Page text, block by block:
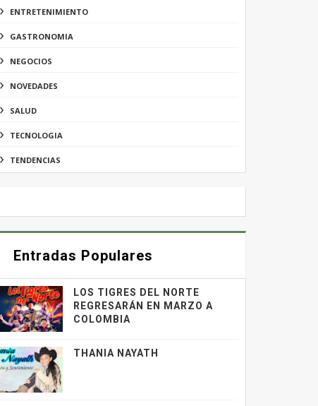
ENTRETENIMIENTO
GASTRONOMIA
NEGOCIOS
NOVEDADES
SALUD
TECNOLOGIA
TENDENCIAS
Entradas Populares
LOS TIGRES DEL NORTE
REGRESARÁN EN MARZO A
COLOMBIA
THANIA NAYATH